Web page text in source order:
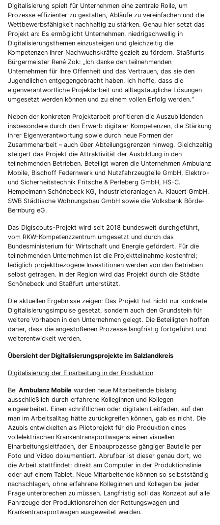
Digitalisierung spielt für Unternehmen eine zentrale Rolle, um
Prozesse effizienter zu gestalten, Abläufe zu vereinfachen und die
Wettbewerbsfähigkeit nachhaltig zu stärken. Genau hier setzt das
Projekt an: Es ermöglicht Unternehmen, niedrigschwellig in
Digitalisierungsthemen einzusteigen und gleichzeitig die
Kompetenzen ihrer Nachwuchskräfte gezielt zu fördern. Staßfurts
Bürgermeister René Zok: „Ich danke den teilnehmenden
Unternehmen für ihre Offenheit und das Vertrauen, das sie den
Jugendlichen entgegengebracht haben. Ich hoffe, dass die
eigenverantwortliche Projektarbeit und alltagstaugliche Lösungen
umgesetzt werden können und zu einem vollen Erfolg werden.“
Neben der konkreten Projektarbeit profitieren die Auszubildenden
insbesondere durch den Erwerb digitaler Kompetenzen, die Stärkung
ihrer Eigenverantwortung sowie durch neue Formen der
Zusammenarbeit – auch über Abteilungsgrenzen hinweg. Gleichzeitig
steigert das Projekt die Attraktivität der Ausbildung in den
teilnehmenden Betrieben. Beteiligt waren die Unternehmen Ambulanz
Mobile, Bischoff Federnwerk und Nutzfahrzeugteile GmbH, Elektro-
und Sicherheitstechnik Fritsche & Perleberg GmbH, HS-C.
Hempelmann Schönebeck KG, Industrietoranlagen A. Klauert GmbH,
SWB Städtische Wohnungsbau GmbH sowie die Volksbank Börde-
Bernburg eG.
Das Digiscouts-Projekt wird seit 2018 bundesweit durchgeführt,
vom RKW-Kompetenzzentrum umgesetzt und durch das
Bundesministerium für Wirtschaft und Energie gefördert. Für die
teilnehmenden Unternehmen ist die Projektteilnahme kostenfrei;
lediglich projektbezogene Investitionen werden von den Betrieben
selbst getragen. In der Region wird das Projekt durch die Städte
Schönebeck und Staßfurt unterstützt.
Die aktuellen Ergebnisse zeigen: Das Projekt hat nicht nur konkrete
Digitalisierungsimpulse gesetzt, sondern auch den Grundstein für
weitere Vorhaben in den Unternehmen gelegt. Die Beteiligten hoffen
daher, dass die angestoßenen Prozesse langfristig fortgeführt und
weiterentwickelt werden.
Übersicht der Digitalisierungsprojekte im Salzlandkreis
Digitalisierung der Einarbeitung in der Produktion
Bei Ambulanz Mobile wurden neue Mitarbeitende bislang
ausschließlich durch erfahrene Kolleginnen und Kollegen
eingearbeitet. Einen schriftlichen oder digitalen Leitfaden, auf den
man im Arbeitsalltag hätte zurückgreifen können, gab es nicht. Die
Azubis entwickelten als Pilotprojekt für die Produktion eines
vollelektrischen Krankentransportwagens einen visuellen
Einarbeitungsleitfaden, der Einbauprozesse gängiger Bauteile per
Foto und Video dokumentiert. Abrufbar ist dieser genau dort, wo
die Arbeit stattfindet: direkt am Computer in der Produktionslinie
oder auf einem Tablet. Neue Mitarbeitende können so selbstständig
nachschlagen, ohne erfahrene Kolleginnen und Kollegen bei jeder
Frage unterbrechen zu müssen. Langfristig soll das Konzept auf alle
Fahrzeuge der Produktionsreihen der Rettungswagen und
Krankentransportwagen ausgeweitet werden.